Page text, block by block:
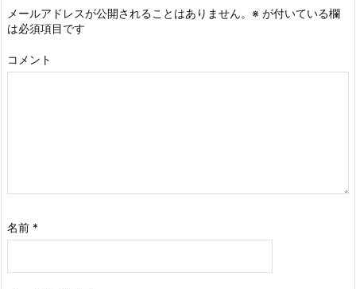
メールアドレスが公開されることはありません。 ※ が付いている欄
は必須項目です
コメント
名前 *